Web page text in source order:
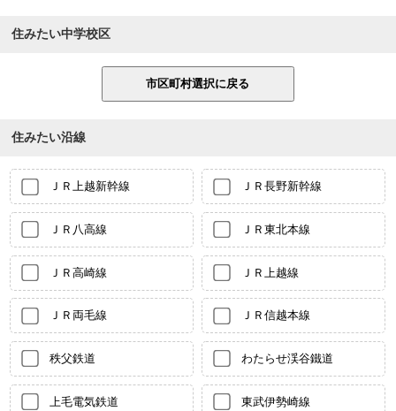
住みたい中学校区
住みたい沿線
ＪＲ上越新幹線 ＪＲ長野新幹線
ＪＲ八高線 ＪＲ東北本線
ＪＲ高崎線 ＪＲ上越線
ＪＲ両毛線 ＪＲ信越本線
秩父鉄道 わたらせ渓谷鐵道
上毛電気鉄道 東武伊勢崎線